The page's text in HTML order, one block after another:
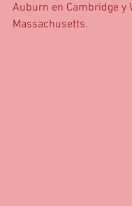
Auburn en Cambridge y
Massachusetts.